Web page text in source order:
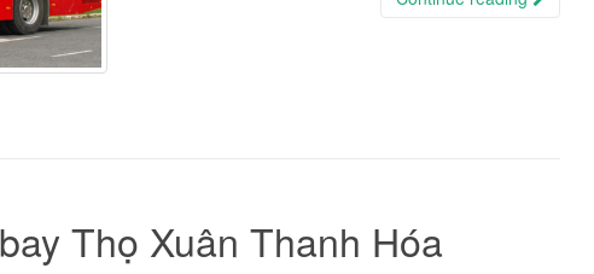
Thọ Xuân Thanh Hóa